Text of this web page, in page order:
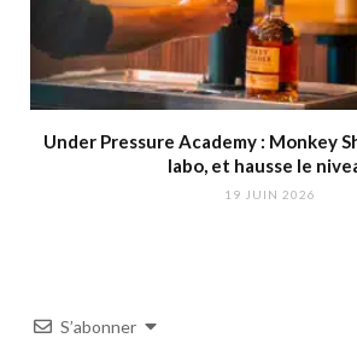
Under Pressure Academy : Monkey
labo, et hausse le
19 JUIN 2026
S’abonner